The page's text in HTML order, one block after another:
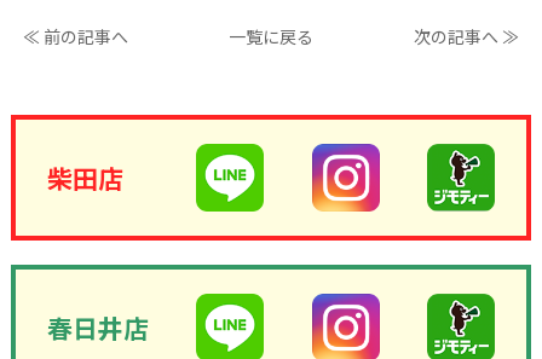
≪ 前の記事へ 一覧に戻る 次の記事へ ≫
柴田店
春日井店